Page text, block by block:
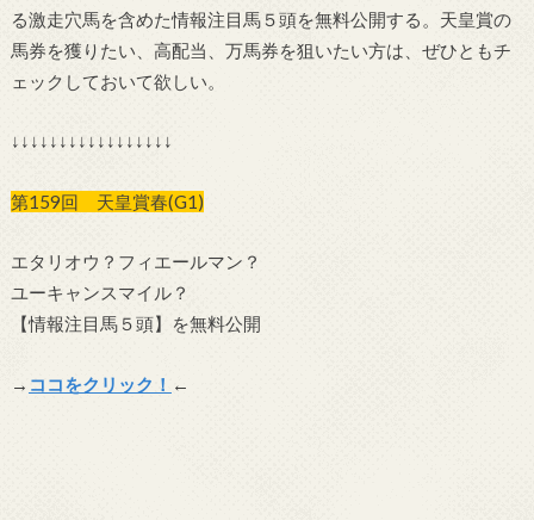
る激走穴馬を含めた情報注目馬５頭を無料公開する。天皇賞の
馬券を獲りたい、高配当、万馬券を狙いたい方は、ぜひともチ
ェックしておいて欲しい。
↓↓↓↓↓↓↓↓↓↓↓↓↓↓↓↓↓
第159回 天皇賞春(G1)
エタリオウ？フィエールマン？
ユーキャンスマイル？
【情報注目馬５頭】を無料公開
→ ココをクリック！ ←